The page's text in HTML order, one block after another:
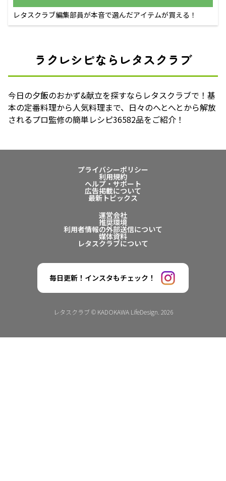
レタスクラブ編集部員が本音で選んだアイテムが買える！
ラクレシピならレタスクラブ
今日の夕飯のおかず&献立を探すならレタスクラブで！基
本の定番料理から人気料理まで、日々のへとへとから解放
されるプロ監修の簡単レシピ36582品をご紹介！
プライバシーポリシー
利用規約
ヘルプ・サポート
広告掲載について
最新トピックス
運営会社
推奨環境
利用者情報の外部送信について
媒体資料
レタスクラブについて
毎日更新！インスタもチェック！
レタスクラブ © KADOKAWA LifeDesign. 2026